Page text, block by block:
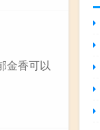
金香可以